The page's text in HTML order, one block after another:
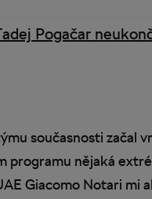
Pogačar
současnosti začal
programu nějaká
Giacomo Notari mi